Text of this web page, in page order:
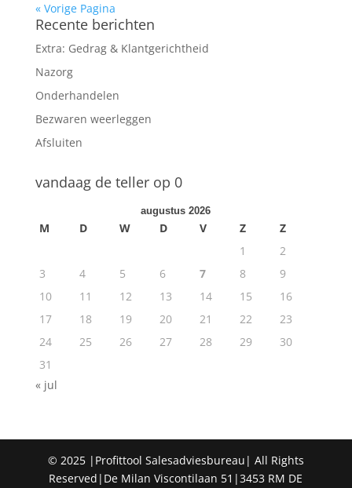
« Vorige Pagina
Recente berichten
Extra: Gedrag & Klantgerichtheid
Nazorg
Onderhandelen
Bezwaren weerleggen
Afsluiten
vandaag de teller op 0
augustus 2026
M D W D V Z
Z
1
2
3
4 5 6 7 8
9
10
11 12 13 14 15
16
17
18 19 20 21 22
23
24
25 26 27 28 29
30
31
« jul
© 2025 |Profittool Salesadviesbureau| All Rights
Reserved|De Milan Viscontilaan 51|3453 RM DE